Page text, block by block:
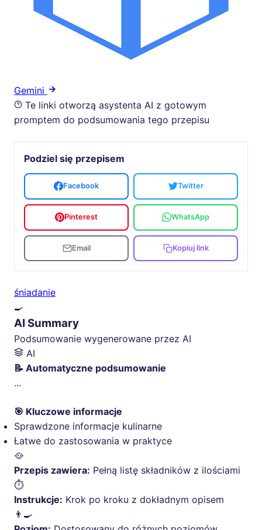
Gemini
Te linki otworzą asystenta AI z gotowym
promptem do podsumowania tego przepisu
Podziel się przepisem
Facebook Twitter
Pinterest WhatsApp
Email Kopiuj link
śniadanie
🍳
AI Summary
Podsumowanie wygenerowane przez AI
AI
📝 Automatyczne podsumowanie
...
🎯 Kluczowe informacje
Sprawdzone informacje kulinarne
Łatwe do zastosowania w praktyce
🥘
Przepis zawiera: Pełną listę składników z ilościami
⏱️
Instrukcje: Krok po kroku z dokładnym opisem
👨‍🍳